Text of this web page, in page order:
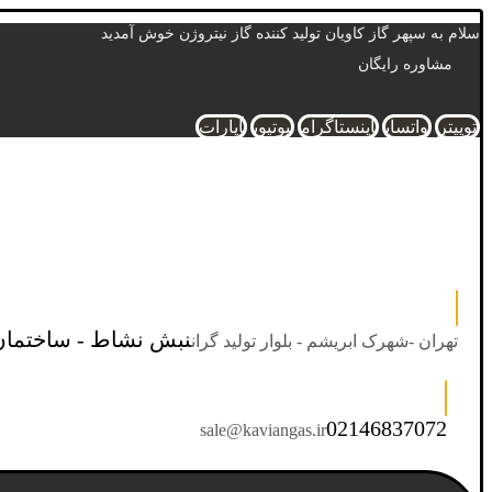
سلام به سپهر گاز کاویان تولید کننده گاز نیتروژن خوش آمدید
مشاوره رایگان
توییتر واتساپ اینستاگرام یوتیوب آپارات
تهران -شهرک ابریشم - بلوار تولید گراننبش نشاط -
sale@kaviangas.ir02146837072